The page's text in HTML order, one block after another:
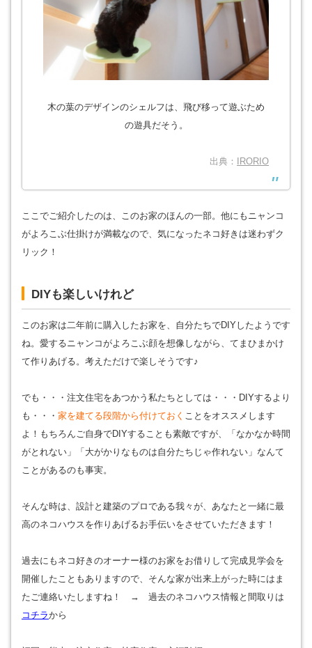
木の葉のデザインのシェルフは、飛び移って遊ぶため
の遊具だそう。
出典： IRORIO
ここでご紹介したのは、このお家のほんの一部。他にもニャンコ
がよろこぶ仕掛けが満載なので、気になったネコ好きは迷わずク
リック！
DIYも楽しいけれど
このお家は二年前に購入したお家を、自分たちでDIYしたようです
ね。愛するニャンコがよろこぶ顔を想像しながら、てまひまかけ
て作りあげる。考えただけで楽しそうです♪
でも・・・注文住宅をあつかう私たちとしては・・・DIYするより
も・・・ 家を建てる段階から付けておく ことをオススメします
よ！もちろんご自身でDIYすることも素敵ですが、「なかなか時間
がとれない」「大がかりなものは自分たちじゃ作れない」なんて
ことがあるのも事実。
そんな時は、設計と建築のプロである我々が、あなたと一緒に最
高のネコハウスを作りあげるお手伝いをさせていただきます！
過去にもネコ好きのオーナー様のお家をお借りして完成見学会を
開催したこともありますので、そんな家が出来上がった時にはま
たご連絡いたしますね！ → 過去のネコハウス情報と間取りは
コチラから